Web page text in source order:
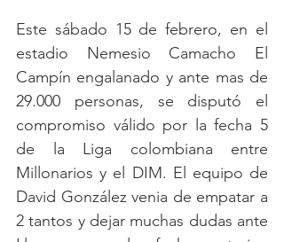
Este sábado 15 de febrero, en el
estadio Nemesio Camacho El
Campín engalanado y ante mas de
29.000 personas, se disputó el
compromiso válido por la fecha 5
de la Liga colombiana entre
Millonarios y el DIM. El equipo de
David González venia de empatar a
2 tantos y dejar muchas dudas ante